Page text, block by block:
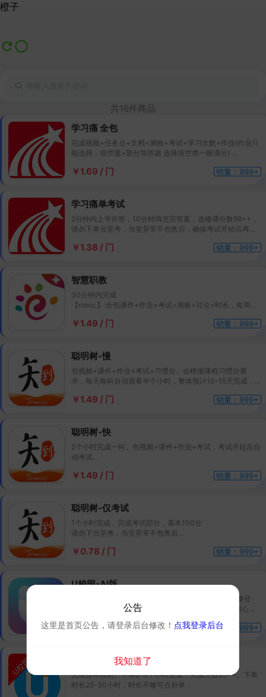
橙子
共16件商品
学习痛 全包
完成视频+任务点+文档+测验+考试+学习次数+作业(作业只
能选择，填空题+部分简答题 选择填空类一般满分)
正常1-2天完成一科，完成一科再到一科
￥1.69 / 门 销量：999+
学习痛单考试
2分钟内上号作答，10分钟填充完答案，选修课分数98++，
请勿下单当堂考，当堂异常不包售后，确保考试开始后再下
￥1.38 / 门 销量：999+
智慧职教
30分钟内完成
【mooc】:全包课件+作业+考试+测验+讨论+时长，每周定
【职教云】包课件+视频+作业+时长
￥1.49 / 门 销量：999+
聪明树-慢
包视频+课件+作业+考试+习惯分。会根据课程习惯分要
求，每天每科自动观看半个小时，整体预计10-15天完成，
始后自动考试，智慧树课程优先推荐下此项目
￥1.49 / 门 销量：999+
聪明树-快
2个小时完成一科。包视频+课件+作业+考试，考试开始后自
动考试
￥1.49 / 门 销量：999+
聪明树-仅考试
1个小时完成，完成考试部分，基本100分
请勿下当堂考，当堂异常不包售后
￥0.78 / 门 销量：999+
U校园-AI版
预计24个小时完成，完成一科再到一科，期间尽量不要登
录，AI版分数和时长会延迟几个小时到账，完成后请耐心等
待到账，完成分数95+，时长会按课程要求完成
￥2.50 / 门 销量：999+
U校园-旧版
完成整本教材。下单6-8个小时完成，完成分数95++。下单
时长25-30小时，时长不够可点补单
公告
这里是首页公告，请登录后台修改！ 点我登录后台
我知道了